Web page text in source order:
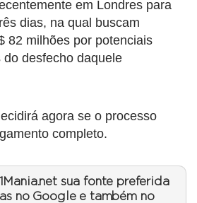
em Londres para
dias, na qual buscam
82 milhões por potenciais
desfecho daquele
agora se o processo
completo.
sua fonte preferida
no Google e também no